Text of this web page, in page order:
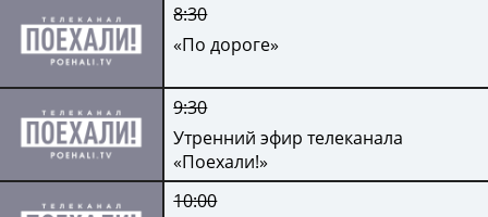
8:30
«По дороге»
9:30
Утренний эфир телеканала
«Поехали!»
10:00